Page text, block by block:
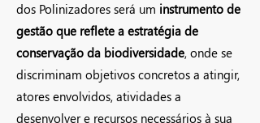
dos Polinizadores será um instrumento de
gestão que reflete a estratégia de
conservação da biodiversidade, onde se
discriminam objetivos concretos a atingir,
atores envolvidos, atividades a
desenvolver e recursos necessários à sua